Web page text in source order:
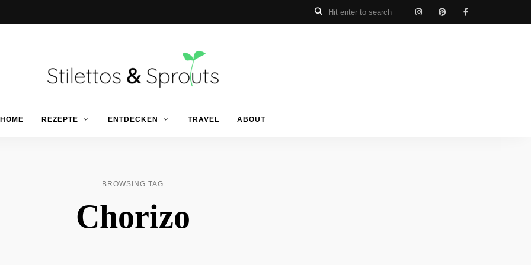
Stilettos
Sprouts
Food
Blog
HOME REZEPTE ENTDECKEN TRAVEL ABOUT
BROWSING TAG
Chorizo